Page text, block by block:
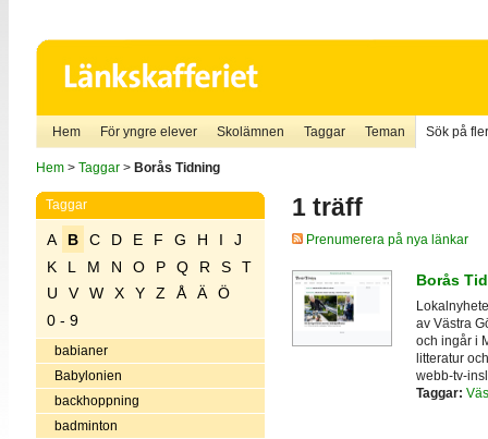
Hem För yngre elever Skolämnen Taggar Teman Sök på
Hem> Taggar> Borås Tidning
Taggar
A B C D E F G H I
J
K
L M N O P Q R S
T
U
V W X Y Z Å Ä
Ö
0 - 9
babianer
Babylonien
backhoppning
badminton
1 träff
Prenumerera på nya länkar
Borås
av Västra
och ingår i
litteratur
webb-tv-
Taggar: